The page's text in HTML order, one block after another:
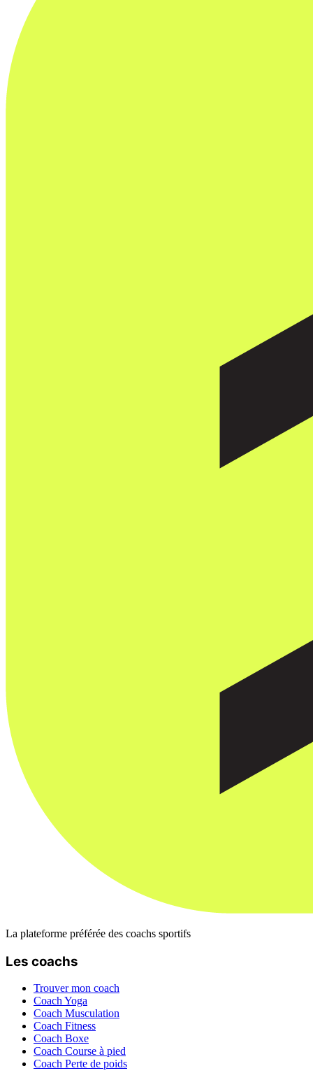
La plateforme préférée des coachs sportifs
Les coachs
Trouver mon coach
Coach Yoga
Coach Musculation
Coach Fitness
Coach Boxe
Coach Course à pied
Coach Perte de poids